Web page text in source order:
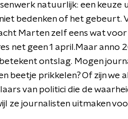
natuurlijk: een keuze
bedenken of het gebeurt.
Marten zelf eens wat
net geen 1 april.Maar anno
ontslag. Mogen
beetje prikkelen? Of zijn we
van politici die de
ze journalisten uitmaken